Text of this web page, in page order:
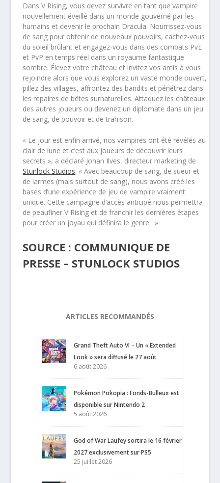
Dans V Rising, vous devez survivre en tant que vampire
nouvellement éveillé dans un monde gouverné par les
humains et devenir le prochain Dracula. Nourrissez-vous
de sang pour obtenir de nouveaux pouvoirs, cachez-vous
du soleil brûlant et engagez-vous dans des combats PvE
et PvP en temps réel dans un royaume fantastique
sombre. Élevez votre château et invitez vos amis à vous
rejoindre alors que vous explorez un vaste monde ouvert,
pillez des villages, affrontez des bandits et pénétrez dans
les repaires de bêtes surnaturelles. Attaquez les châteaux
des autres joueurs ou devenez un diplomate dans un jeu
de sang, de pouvoir et de trahison.
« Le jour est enfin arrivé, nos vampires ont été révélés au
clair de lune et c’est aux joueurs de découvrir leurs
secrets », a déclaré Johan Ilves, directeur marketing de
Stunlock Studios. « Avec beaucoup de sang, de sueur et
de larmes (mais surtout de sang), nous avons créé les
bases d’une expérience de jeu de vampire vraiment
unique. Cette campagne d’accès anticipé nous permettra
de peaufiner V Rising et de franchir les dernières étapes
pour créer un joyau qui définira le genre. »
SOURCE : COMMUNIQUE DE
PRESSE – STUNLOCK STUDIOS
ARTICLES RECOMMANDÉS
Grand Theft Auto VI – Un « Extended
Look » sera diffusé le 27 août
6 août 2026
Pokémon Pokopia : Fonds-Bulleux est
disponible sur Nintendo 2
5 août 2026
God of War Laufey sortira le 16 février
2027 exclusivement sur PS5
25 juillet 2026